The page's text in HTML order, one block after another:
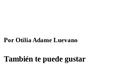
Por Otilia Adame Luevano
También te puede gustar